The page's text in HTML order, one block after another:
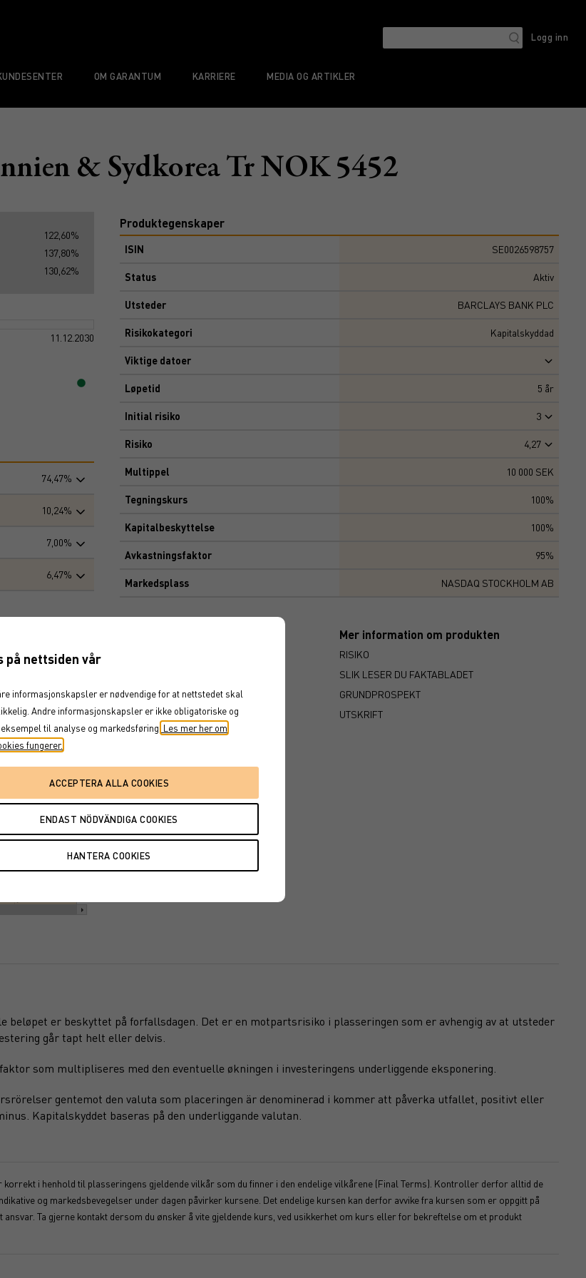
Logg inn
OM GARANTUM KARRIERE MEDIA OG ARTIKLER
& Sydkorea Tr NOK 5452
122,60%
137,80%
130,62%
11.12.2030
74,47%
10,24%
7,00%
6,47%
aug '26
aug 5, 2026
Produktegenskaper
ISIN SE0026598757
Status Aktiv
Utsteder BARCLAYS BANK PLC
Risikokategori Kapitalskyddad
Viktige datoer
Løpetid 5 år
Initial risiko 3
Risiko 4,27
Multippel 10 000 SEK
Tegningskurs 100%
Kapitalbeskyttelse 100%
Avkastningsfaktor 95%
Markedsplass NASDAQ STOCKHOLM AB
Mer information om produkten
RISIKO
SLIK LESER DU FAKTABLADET
GRUNDPROSPEKT
UTSKRIFT
er beskyttet på forfallsdagen. Det er en motpartsrisiko i plasseringen som er avhengig av at utsteder
går tapt helt eller delvis.
som multipliseres med den eventuelle økningen i investeringens underliggende eksponering.
gentemot den valuta som placeringen är denominerad i kommer att påverka utfallet, positivt eller
Kapitalskyddet baseras på den underliggande valutan.
i henhold til plasseringens gjeldende vilkår som du finner i den endelige vilkårene (Final Terms). Kontroller derfor alltid de
og markedsbevegelser under dagen påvirker kursene. Det endelige kursen kan derfor avvike fra kursen som er oppgitt på
Ta gjerne kontakt dersom du ønsker å vite gjeldende kurs, ved usikkerhet om kurs eller for bekreftelse om et produkt
på nettsiden vår
informasjonskapsler er nødvendige for at nettstedet skal
Andre informasjonskapsler er ikke obligatoriske og
til analyse og markedsføring. Les mer her om
fungerer.